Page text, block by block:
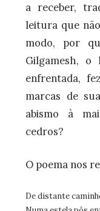
a receber,
leitura que
modo, por
Gilgamesh,
enfrentada,
marcas de
abismo à
cedros?
O poema nos
De distante